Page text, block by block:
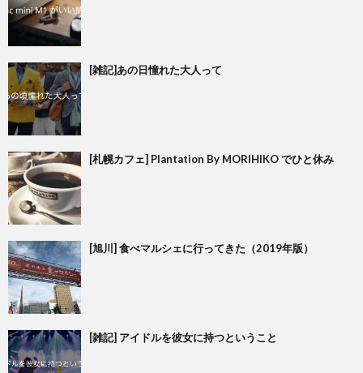
[雑記]あの日憧れた大人って
[札幌カフェ] Plantation By MORIHIKO でひと休み
[旭川] 食べマルシェに行ってきた（2019年版）
[雑記] アイドルを彼女に持つということ